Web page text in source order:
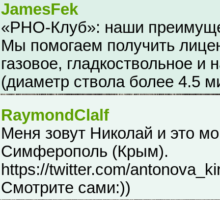
JamesFek
«РНО-Клуб»: наши
Мы помогаем получить
газовое, гладкоствольное и
(диаметр ствола более 4.5
RaymondClalf
Меня зовут Николай и это
Симферополь (Крым).
https://twitter.com/
Смотрите сами:))